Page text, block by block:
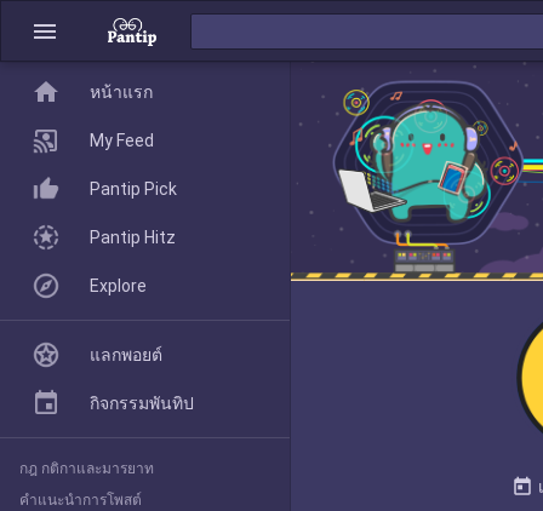
menu
today
home
Pantip Pick
Explore
home หน้าแรก
My Feed
Pantip Pick
Pantip Hitz
Explore
แลกพอยต์
กิจกรรมพันทิป
กฎ กติกาและมารยาท
คำแนะนำการโพสต์